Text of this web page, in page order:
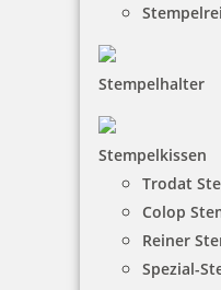
Stempelhalter
Stempelkissen
Trodat
Colop
Reiner
Spezial-
Trodat Printy 4850/L9